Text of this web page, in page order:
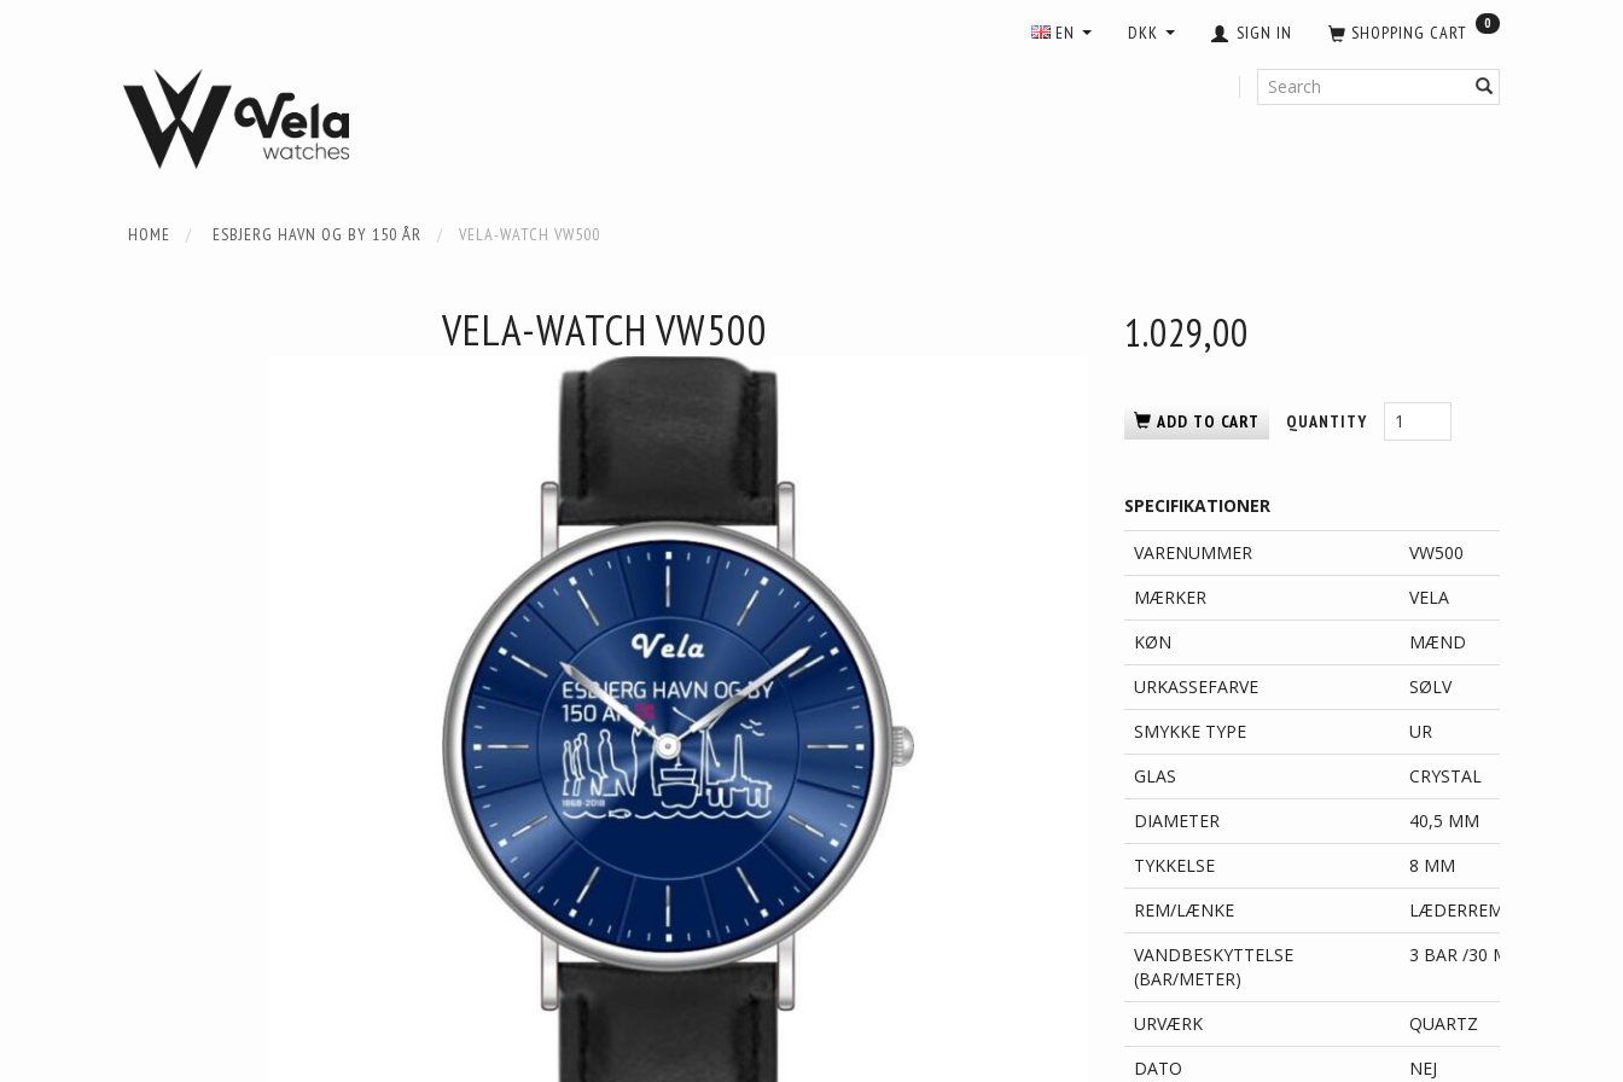
SHOPPING CART 0
SIGN IN
DKK
EN
HOME ESBJERG HAVN OG BY 150 ÅR VELA-WATCH VW500
VELA-WATCH VW500 1.029,00
ADD TO CART QUANTITY
SPECIFIKATIONER
VARENUMMER
VW500
MÆRKER
VELA
KØN
MÆND
URKASSEFARVE
SØLV
SMYKKE TYPE
UR
GLAS
CRYSTAL
DIAMETER
40,5 MM
TYKKELSE
8 MM
REM/LÆNKE
LÆDERREM
VANDBESKYTTELSE
(BAR/METER)
3 BAR /30 METER
URVÆRK
QUARTZ
DATO
NEJ